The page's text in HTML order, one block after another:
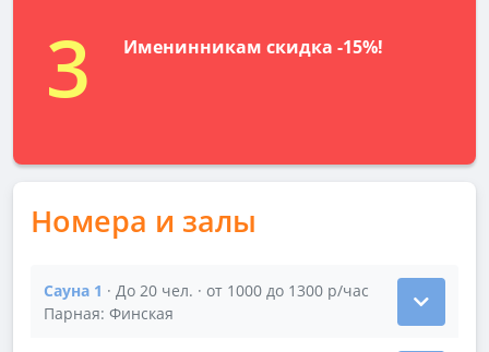
3 Именинникам скидка -15%!
Номера и залы
Сауна 1 · До 20 чел. · от 1000 до 1300 р/час
Парная: Финская
Показать подробности зала Сауна 1